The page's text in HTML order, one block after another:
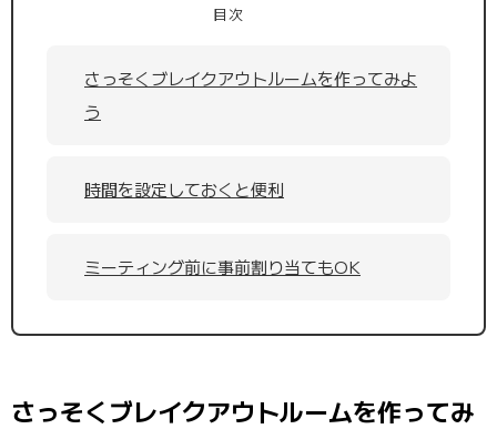
目次
さっそくブレイクアウトルームを作ってみよ
う
時間を設定しておくと便利
ミーティング前に事前割り当てもOK
さっそくブレイクアウトルームを作ってみ